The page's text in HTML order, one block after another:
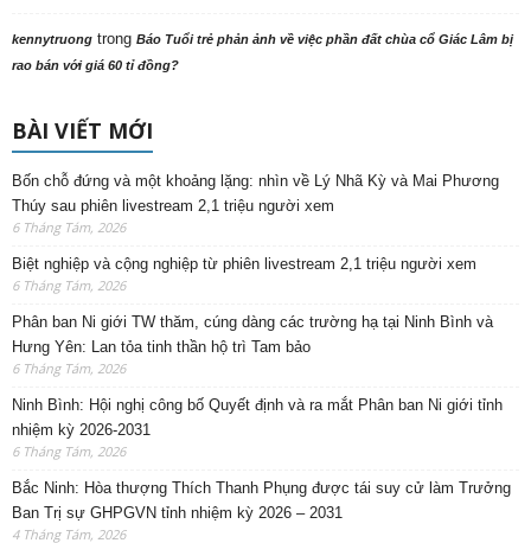
kennytruong trong Báo Tuổi trẻ phản ảnh về việc phần đất chùa cổ Giác Lâm bị
rao bán với giá 60 tỉ đồng?
BÀI VIẾT MỚI
Bốn chỗ đứng và một khoảng lặng: nhìn về Lý Nhã Kỳ và Mai Phương
Thúy sau phiên livestream 2,1 triệu người xem
6 Tháng Tám, 2026
Biệt nghiệp và cộng nghiệp từ phiên livestream 2,1 triệu người xem
6 Tháng Tám, 2026
Phân ban Ni giới TW thăm, cúng dàng các trường hạ tại Ninh Bình và
Hưng Yên: Lan tỏa tinh thần hộ trì Tam bảo
6 Tháng Tám, 2026
Ninh Bình: Hội nghị công bố Quyết định và ra mắt Phân ban Ni giới tỉnh
nhiệm kỳ 2026-2031
6 Tháng Tám, 2026
Bắc Ninh: Hòa thượng Thích Thanh Phụng được tái suy cử làm Trưởng
Ban Trị sự GHPGVN tỉnh nhiệm kỳ 2026 – 2031
4 Tháng Tám, 2026